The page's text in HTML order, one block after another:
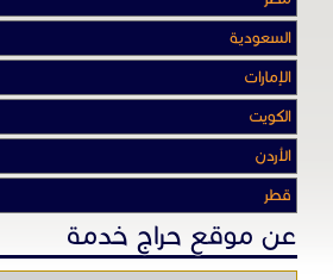
أدواتنا ومهاراتنا تميّـزنا
والشـاري بشكل مجاني
والخـدمـات أينمـــا أرادوا
تصفح في الموقع
الرئيسية